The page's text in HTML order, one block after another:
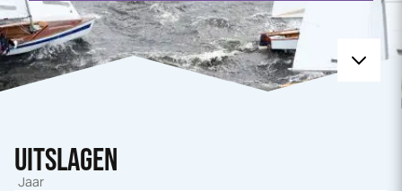
UITSLAGEN
Jaar